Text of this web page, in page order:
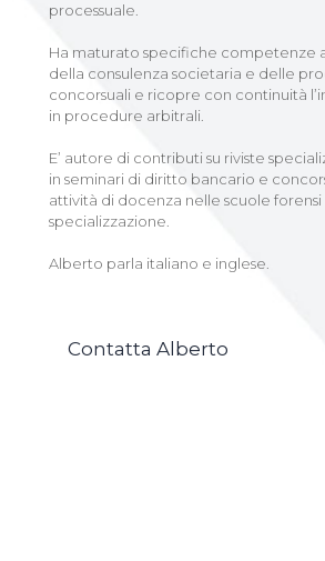
processuale.
Ha maturato specifiche competenze
della consulenza societaria e delle
concorsuali e ricopre con continuità
in procedure arbitrali.
E’ autore di contributi su riviste
in seminari di diritto bancario e
attività di docenza nelle scuole forensi
specializzazione.
Alberto parla italiano e inglese.
Contatta Alberto